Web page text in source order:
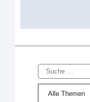
Suche